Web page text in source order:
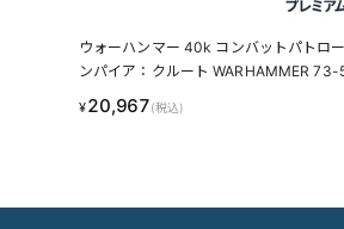
ウォーハンマー 40k コンバットパトロ
ンパイア：クルート WARHAMMER
N
¥20,967(税込)